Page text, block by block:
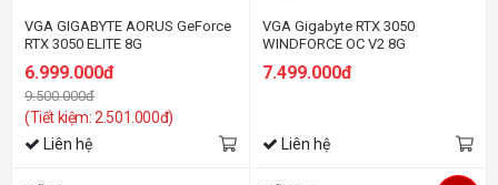
VGA GIGABYTE AORUS GeForce
RTX 3050 ELITE 8G
6.999.000đ
9.500.000đ
(Tiết kiệm: 2.501.000đ)
Liên hệ
VGA Gigabyte RTX 3050
WINDFORCE OC V2 8G
7.499.000đ
Liên hệ